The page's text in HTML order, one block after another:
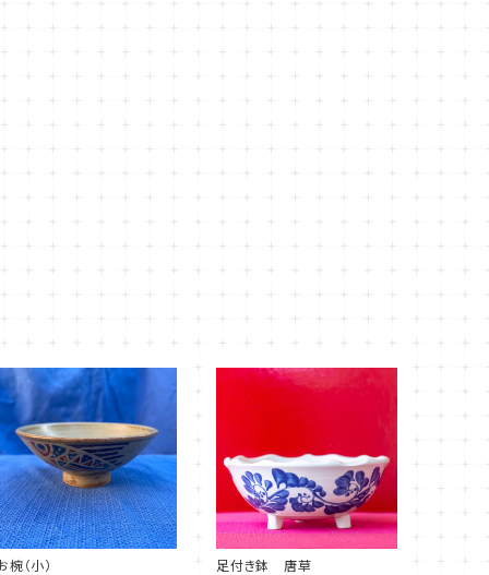
椀（小） 足付き鉢 唐草